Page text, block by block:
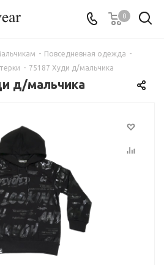
0
- Повседневная одежда -
- 75187 Худи д/мальчика
д/мальчика